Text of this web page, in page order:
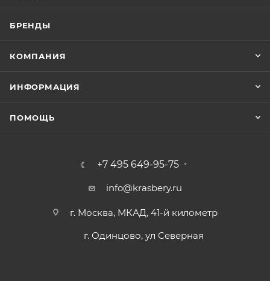
БРЕНДЫ
КОМПАНИЯ
ИНФОРМАЦИЯ
ПОМОЩЬ
+7 495 649-95-75
info@krasbery.ru
г. Москва, МКАД, 41-й километр
г. Одинцово, ул Северная